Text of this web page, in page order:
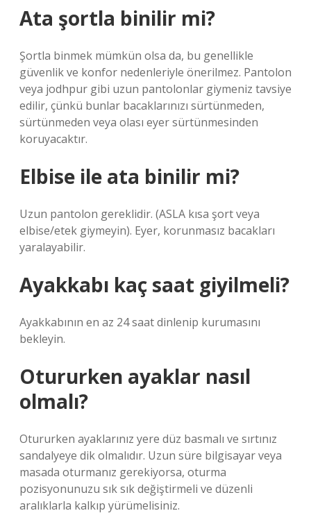
Ata şortla binilir mi?
Şortla binmek mümkün olsa da, bu genellikle
güvenlik ve konfor nedenleriyle önerilmez. Pantolon
veya jodhpur gibi uzun pantolonlar giymeniz tavsiye
edilir, çünkü bunlar bacaklarınızı sürtünmeden,
sürtünmeden veya olası eyer sürtünmesinden
koruyacaktır.
Elbise ile ata binilir mi?
Uzun pantolon gereklidir. (ASLA kısa şort veya
elbise/etek giymeyin). Eyer, korunmasız bacakları
yaralayabilir.
Ayakkabı kaç saat giyilmeli?
Ayakkabının en az 24 saat dinlenip kurumasını
bekleyin.
Otururken ayaklar nasıl
olmalı?
Otururken ayaklarınız yere düz basmalı ve sırtınız
sandalyeye dik olmalıdır. Uzun süre bilgisayar veya
masada oturmanız gerekiyorsa, oturma
pozisyonunuzu sık sık değiştirmeli ve düzenli
aralıklarla kalkıp yürümelisiniz.